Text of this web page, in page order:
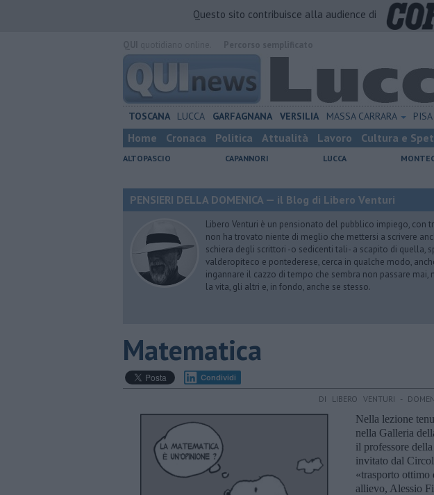
Questo sito contribuisce alla audience di
TOSCANA LUCCA GARFAGNANA VERSILIA MASSA CARRARA PISA
Home Cronaca Politica Attualità Lavoro Cultura e
ALTOPASCIO CAPANNORI LUCCA
PENSIERI DELLA DOMENICA — il Blog di Libero Venturi
Libero Venturi è un pensionato del pubblico impiego, con
non ha trovato niente di meglio che mettersi a scrivere
schiera degli scrittori -o sedicenti tali- a scapito di quella,
valderopiteco e pontederese, cerca in qualche modo,
ingannare il cazzo di tempo che sembra non passare mai,
la vita, gli altri e, in fondo, anche se stesso.
​Matematica
Condividi
DI LIBERO VENTURI -
Nella lezione
nella Galleria
il professore
invitato dal
«trasporto ottimo
allievo, Alessio